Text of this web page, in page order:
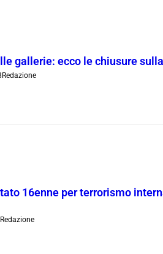
gallerie: ecco le chiusure
Redazione
16enne per terrorismo
Redazione